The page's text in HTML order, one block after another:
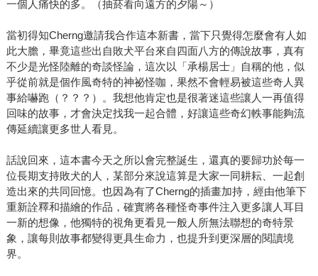
一個人痛快的多。（抽菸看向遠方的夕陽～）
當初得知Cherng邀請我合作這本新書，當下只覺得怎麼會有人如
此大膽，畢竟這些出自敗犬平台來自四面八方的傳說故事，真有
不少是光怪陸離的奇談怪論，這次以「承楊居士」自稱的他，似
乎從前就是個作風奇特的神祕怪咖，果然不會輕易被這些奇人異
事給嚇跑（？？？）。我想他肯定也是很著迷這些讓人一再值得
回味的故事，才會決定找我一起合體，好讓這些奇幻軼事能夠流
傳延續讓更多世人看見。
話說回來，這本書今天之所以會完整誕生，還真的要歸功於每一
位長期支持敗犬的人，某部分來說這算是大家一同耕耘、一起創
造出來的共同回憶。也因為有了Cherng的插畫加持，經由他筆下
重新詮釋和描繪的作品，確實將各種怪奇事件注入更多讓人耳目
一新的想像，他獨特的視角更看見一般人所無法聯想的奇特景
象，讓每則故事都變得更具生命力，也提升到更深層的閱讀境
界。